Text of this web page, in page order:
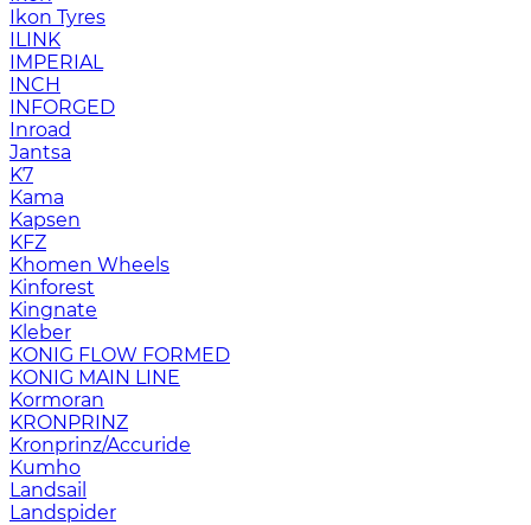
Ikon Tyres
ILINK
IMPERIAL
INCH
INFORGED
Inroad
Jantsa
K7
Kama
Kapsen
KFZ
Khomen Wheels
Kinforest
Kingnate
Kleber
KONIG FLOW FORMED
KONIG MAIN LINE
Kormoran
KRONPRINZ
Kronprinz/Accuride
Kumho
Landsail
Landspider